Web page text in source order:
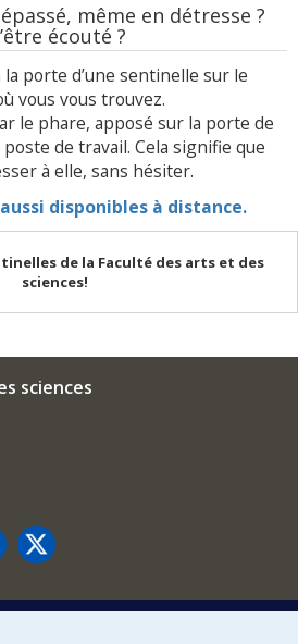
même en détresse ?
écouté ?
porte d’une sentinelle sur le
vous vous trouvez.
le phare, apposé sur la porte de
de travail. Cela signifie que
à elle, sans hésiter.
disponibles à distance.
de la Faculté des arts et des
sciences!
sciences